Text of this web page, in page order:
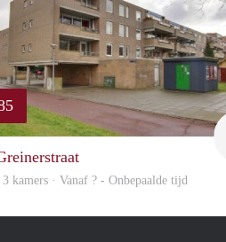
3 kamers · Vanaf ? - Onbepaalde tijd